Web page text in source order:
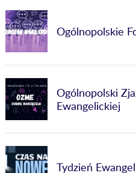
Ogólnopolskie
Ogólnopolski
Ewangelickiej
Tydzień